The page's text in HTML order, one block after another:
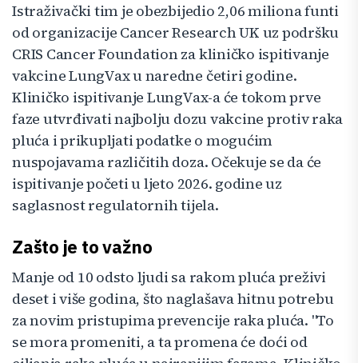
Istraživački tim je obezbijedio 2,06 miliona funti
od organizacije Cancer Research UK uz podršku
CRIS Cancer Foundation za kliničko ispitivanje
vakcine LungVax u naredne četiri godine.
Kliničko ispitivanje LungVax-a će tokom prve
faze utvrđivati najbolju dozu vakcine protiv raka
pluća i prikupljati podatke o mogućim
nuspojavama različitih doza. Očekuje se da će
ispitivanje početi u ljeto 2026. godine uz
saglasnost regulatornih tijela.
Zašto je to važno
Manje od 10 odsto ljudi sa rakom pluća preživi
deset i više godina, što naglašava hitnu potrebu
za novim pristupima prevencije raka pluća. "To
se mora promeniti, a ta promena će doći od